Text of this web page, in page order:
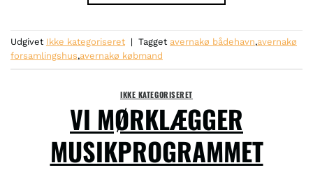
Udgivet Ikke kategoriseret | Tagget avernakø bådehavn,avernakø
forsamlingshus,avernakø købmand
IKKE KATEGORISERET
VI MØRKLÆGGER
MUSIKPROGRAMMET